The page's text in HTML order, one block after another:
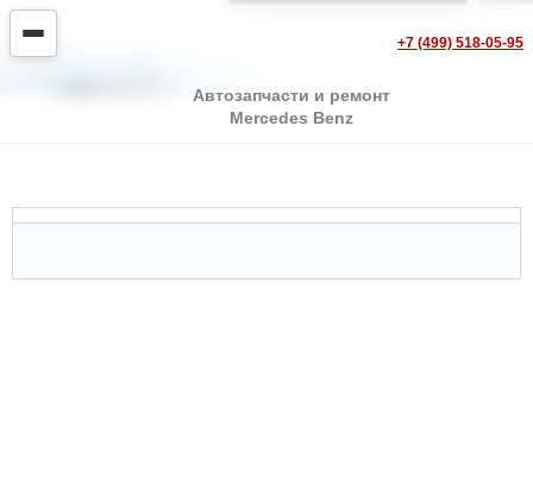
+7 (499) 518-05-95
Автозапчасти и ремонт
Mercedes Benz